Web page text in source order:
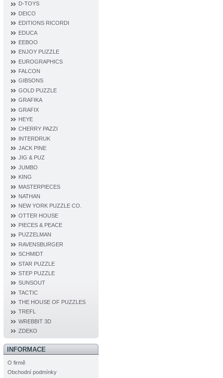
D‐TOYS
DEICO
EDITIONS RICORDI
EDUCA
EEBOO
ENJOY PUZZLE
EUROGRAPHICS
FALCON
GIBSONS
GOLD PUZZLE
GRAFIKA
GRAFIX
HEYE
CHERRY PAZZI
INTERDRUK
JACK PINE
JIG & PUZ
JUMBO
KING
MASTERPIECES
NATHAN
NEW YORK PUZZLE CO.
OTTER HOUSE
PIECES & PEACE
PUZZELMAN
RAVENSBURGER
SCHMIDT
STAR PUZZLE
STEP PUZZLE
SUNSOUT
TACTIC
THE HOUSE OF PUZZLES
TREFL
WREBBIT 3D
ZDEKO
INFORMACE
O firmě
Obchodní podmínky